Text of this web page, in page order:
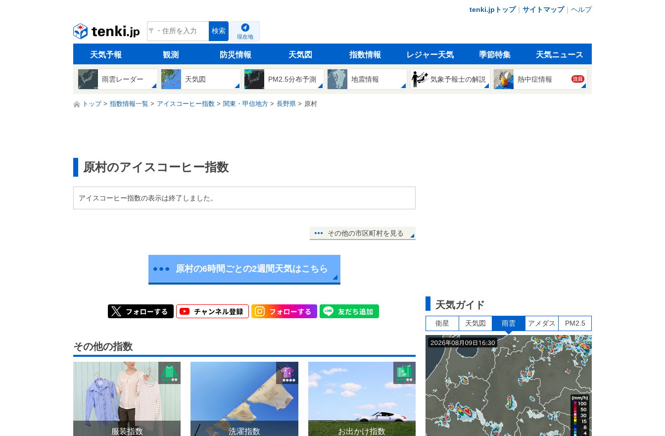
tenki.jpトップ｜ サイトマップ｜ ヘルプ
tenki.jp 検索
現在地
天気予報 観測 防災情報 天気図 指数情報 レジャー天気 季節特集 天気ニュース
雨雲レーダー 天気図 PM2.5分布予測 地震情報 気象予報士の解説 熱中症情報 注目
トップ 指数情報一覧 アイスコーヒー指数 関東・甲信地方 長野県 原村
原村のアイスコーヒー指数
アイスコーヒー指数の表示は終了しました。
その他の市区町村を見る
原村の6時間ごとの2週間天気はこちら
その他の指数
服装指数 洗濯指数 お出かけ指数
天気ガイド
衛星 天気図 雨雲 アメダス PM2.5